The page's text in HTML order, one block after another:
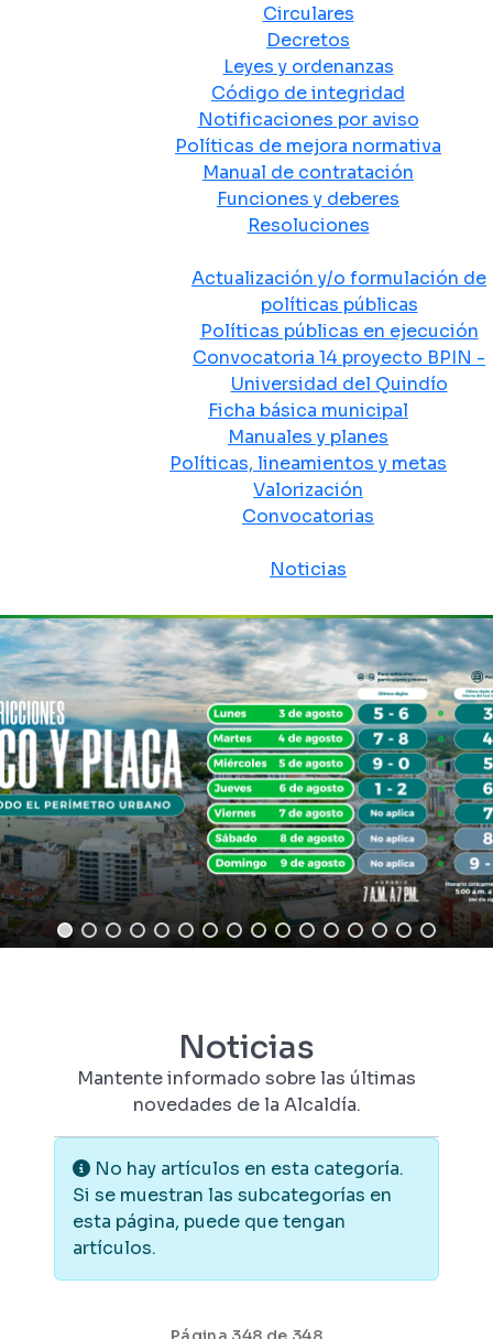
Circulares
Decretos
Leyes y ordenanzas
Código de integridad
Notificaciones por aviso
Políticas de mejora normativa
Manual de contratación
Funciones y deberes
Resoluciones
Actualización y/o formulación de
políticas públicas
Políticas públicas en ejecución
Convocatoria 14 proyecto BPIN -
Universidad del Quindío
Ficha básica municipal
Manuales y planes
Políticas, lineamientos y metas
Valorización
Convocatorias
Noticias
Noticias
Mantente informado sobre las últimas
novedades de la Alcaldía.
Información
No hay artículos en esta categoría.
Si se muestran las subcategorías en
esta página, puede que tengan
artículos.